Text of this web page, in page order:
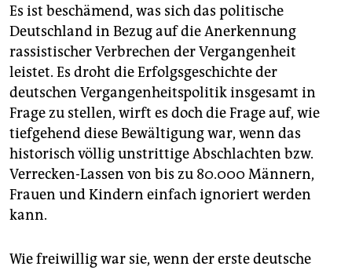
Es ist beschämend, was sich das politische
Deutschland in Bezug auf die Anerkennung
rassistischer Verbrechen der Vergangenheit
leistet. Es droht die Erfolgsgeschichte der
deutschen Vergangenheitspolitik insgesamt in
Frage zu stellen, wirft es doch die Frage auf, wie
tiefgehend diese Bewältigung war, wenn das
historisch völlig unstrittige Abschlachten bzw.
Verrecken-Lassen von bis zu 80.000 Männern,
Frauen und Kindern einfach ignoriert werden
kann.
Wie freiwillig war sie, wenn der erste deutsche